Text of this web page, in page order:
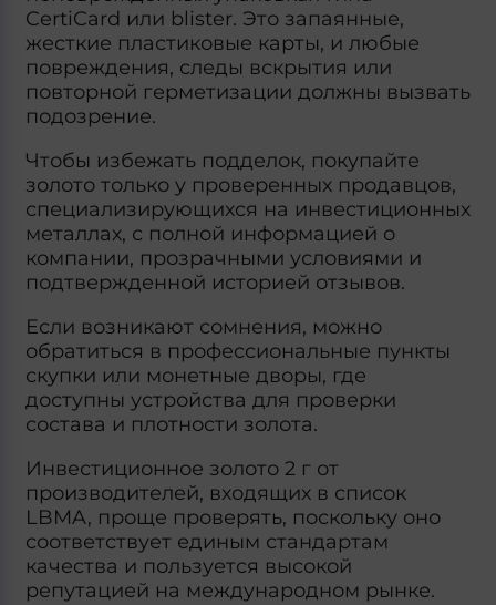
CertiCard или blister. Это запаянные,
жесткие пластиковые карты, и любые
повреждения, следы вскрытия или
повторной герметизации должны вызвать
подозрение.
Чтобы избежать подделок, покупайте
золото только у проверенных продавцов,
специализирующихся на инвестиционных
металлах, с полной информацией о
компании, прозрачными условиями и
подтвержденной историей отзывов.
Если возникают сомнения, можно
обратиться в профессиональные пункты
скупки или монетные дворы, где
доступны устройства для проверки
состава и плотности золота.
Инвестиционное золото 2 г от
производителей, входящих в список
LBMA, проще проверять, поскольку оно
соответствует единым стандартам
качества и пользуется высокой
репутацией на международном рынке.